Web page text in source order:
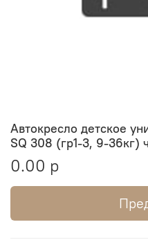
Автокресло детское
SQ 308 (гр1-3, 9-36кг)
0.00 р